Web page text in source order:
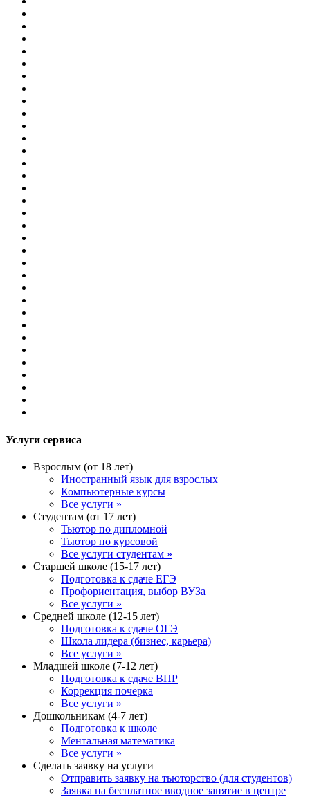
Услуги сервиса
Взрослым (от 18 лет)
Иностранный язык для взрослых
Компьютерные курсы
Все услуги »
Студентам (от 17 лет)
Тьютор по дипломной
Тьютор по курсовой
Все услуги студентам »
Старшей школе (15-17 лет)
Подготовка к сдаче ЕГЭ
Профориентация, выбор ВУЗа
Все услуги »
Средней школе (12-15 лет)
Подготовка к сдаче ОГЭ
Школа лидера (бизнес, карьера)
Все услуги »
Младшей школе (7-12 лет)
Подготовка к сдаче ВПР
Коррекция почерка
Все услуги »
Дошкольникам (4-7 лет)
Подготовка к школе
Ментальная математика
Все услуги »
Сделать заявку на услуги
Отправить заявку на тьюторство (для студентов)
Заявка на бесплатное вводное занятие в центре